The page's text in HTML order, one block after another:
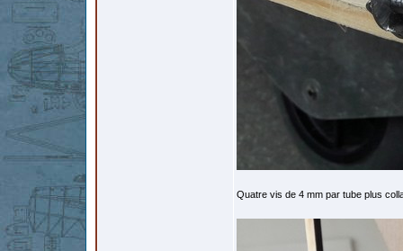
Quatre vis de 4 mm par tube plus